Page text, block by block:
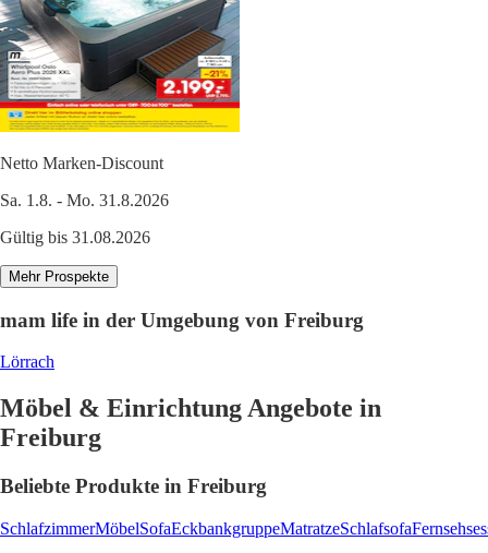
Netto Marken-Discount
Sa. 1.8. - Mo. 31.8.2026
Gültig bis 31.08.2026
Mehr Prospekte
mam life in der Umgebung von Freiburg
Lörrach
Möbel & Einrichtung Angebote in
Freiburg
Beliebte Produkte in Freiburg
SchlafzimmerMöbelSofaEckbankgruppeMatratzeSchlafsofa